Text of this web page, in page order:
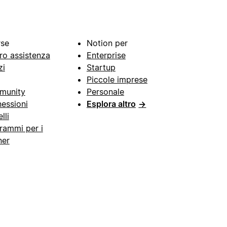
assistenza
per i
Notion per
Enterprise
Startup
Piccole imprese
Personale
Esplora altro →